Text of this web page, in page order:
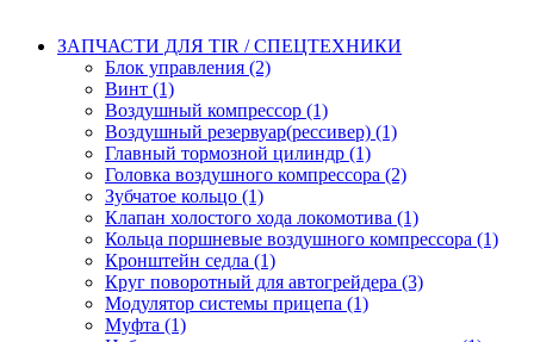
ЗАПЧАСТИ ДЛЯ TIR / СПЕЦТЕХНИКИ
Блок управления (2)
Винт (1)
Воздушный компрессор (1)
Воздушный резервуар(рессивер) (1)
Главный тормозной цилиндр (1)
Головка воздушного компрессора (2)
Зубчатое кольцо (1)
Клапан холостого хода локомотива (1)
Кольца поршневые воздушного компрессора (1)
Кронштейн седла (1)
Круг поворотный для автогрейдера (3)
Модулятор системы прицепа (1)
Муфта (1)